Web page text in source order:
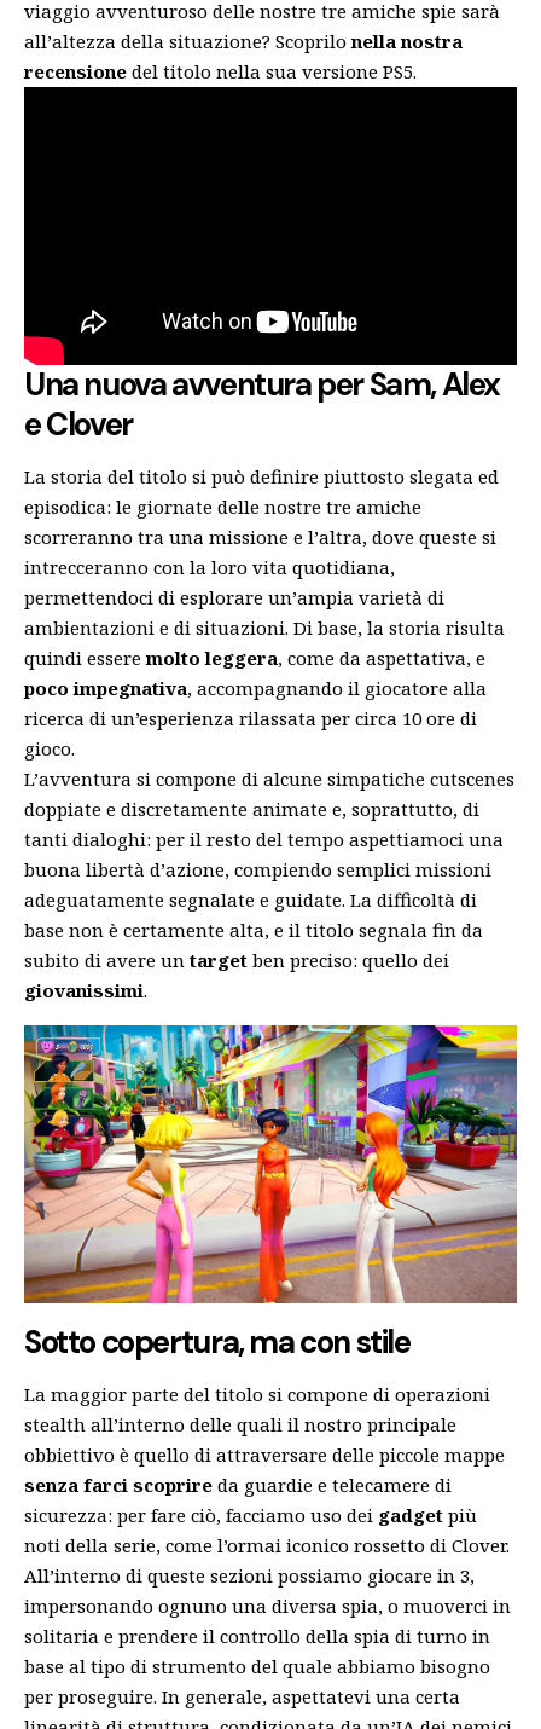
viaggio avventuroso delle nostre tre amiche spie sarà
all’altezza della situazione? Scoprilonella nostra
recensione del titolo nella sua versione PS5.
Una nuova avventura per Sam, Alex
e Clover
La storia del titolo si può definire piuttosto slegata ed
episodica: le giornate delle nostre tre amiche
scorreranno tra una missione e l’altra, dove queste si
intrecceranno con la loro vita quotidiana,
permettendoci di esplorare un’ampia varietà di
ambientazioni e di situazioni. Di base, la storia risulta
quindi esseremolto leggera, come da aspettativa, e
poco impegnativa, accompagnando il giocatore alla
ricerca di un’esperienza rilassata per circa 10 ore di
gioco.
L’avventura si compone di alcune simpatiche cutscenes
doppiate e discretamente animate e, soprattutto, di
tanti dialoghi: per il resto del tempo aspettiamoci una
buona libertà d’azione, compiendo semplici missioni
adeguatamente segnalate e guidate. La difficoltà di
base non è certamente alta, e il titolo segnala fin da
subito di avere untarget ben preciso: quello dei
giovanissimi.
Sotto copertura, ma con stile
La maggior parte del titolo si compone di operazioni
stealth all’interno delle quali il nostro principale
obbiettivo è quello di attraversare delle piccole mappe
senza farci scoprire da guardie e telecamere di
sicurezza: per fare ciò, facciamo uso dei gadget più
noti della serie, come l’ormai iconico rossetto di Clover.
All’interno di queste sezioni possiamo giocare in 3,
impersonando ognuno una diversa spia, o muoverci in
solitaria e prendere il controllo della spia di turno in
base al tipo di strumento del quale abbiamo bisogno
per proseguire. In generale, aspettatevi una certa